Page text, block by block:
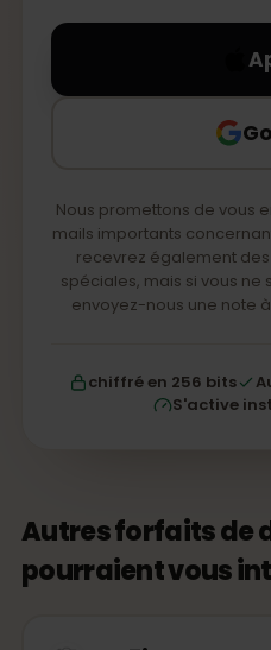
Nous promettons de vous
mails importants
recevrez également
spéciales, mais si vous ne
envoyez-nous une note à
chiffré en 256 bits
S'active
Autres forfaits de
pourraient vous